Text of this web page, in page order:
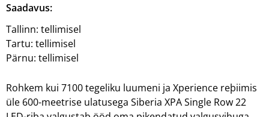
Saadavus:
Tallinn: tellimisel
Tartu: tellimisel
Pärnu: tellimisel
Rohkem kui 7100 tegeliku luumeni ja Xperience reþiimis
üle 600-meetrise ulatusega Siberia XPA Single Row 22